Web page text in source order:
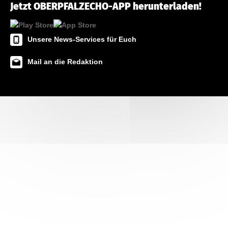
Jetzt OBERPFALZECHO-APP herunterladen!
Unsere News-Services für Euch
Mail an die Redaktion